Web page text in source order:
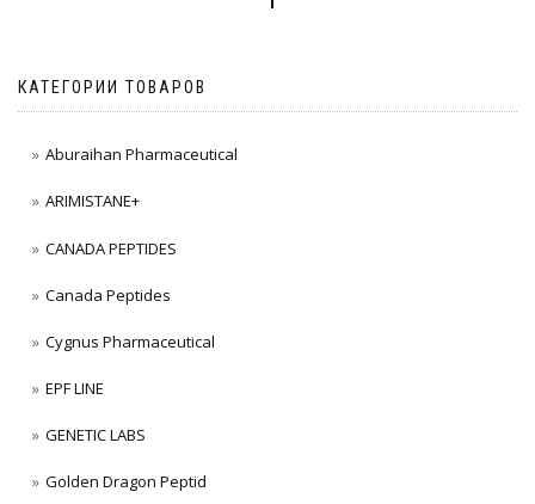
КАТЕГОРИИ ТОВАРОВ
Aburaihan Pharmaceutical
ARIMISTANE+
CANADA PEPTIDES
Canada Peptides
Cygnus Pharmaceutical
EPF LINE
GENETIC LABS
Golden Dragon Peptid